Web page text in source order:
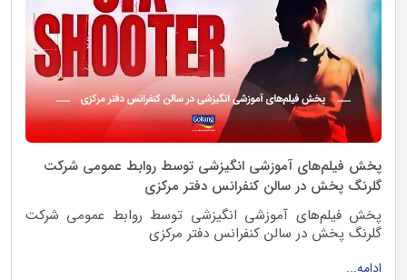
پخش فیلم‌های آموزشی انگیزشی توسط روابط عمومی شرکت
گلرنگ پخش در سالن کنفرانس دفتر مرکزی
پخش فیلم‌های آموزشی انگیزشی توسط روابط عمومی شرکت
گلرنگ پخش در سالن کنفرانس دفتر مرکزی
ادامه...